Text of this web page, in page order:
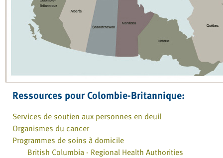
Ressources pour Colombie-Britannique:
Services de soutien aux personnes en deuil
Organismes du cancer
Programmes de soins à domicile
British Columbia - Regional Health Authorities